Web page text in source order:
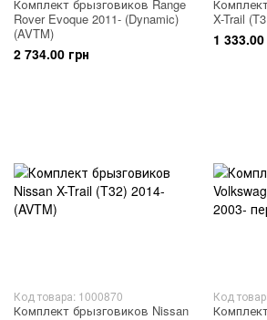
Комплект брызговиков Range
Rover Evoque 2011- (Dynamic)
(AVTM)
2 734.00 грн
X-Trail
1 333.00
Код товара: 1000870
Комплект брызговиков Nissan
Код